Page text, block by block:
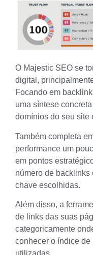
O Majestic SEO se
digital,
Focando em
uma síntese
domínios do seu site
Também completa
performance um
em pontos
número de
chave escolhidas.
Além disso, a
de links das suas
categoricamente
conhecer o índice